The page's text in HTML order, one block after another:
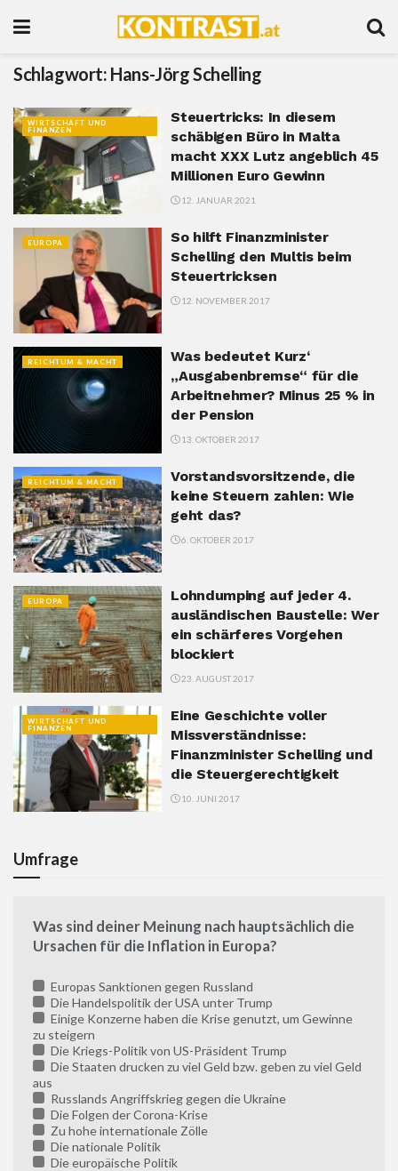
Schlagwort: Hans-Jörg Schelling
WIRTSCHAFT UND
FINANZEN
Steuertricks: In diesem
schäbigen Büro in Malta
macht XXX Lutz angeblich 45
Millionen Euro Gewinn
12. JANUAR 2021
EUROPA
So hilft Finanzminister
Schelling den Multis beim
Steuertricksen
12. NOVEMBER 2017
REICHTUM & MACHT
Was bedeutet Kurz‘
„Ausgabenbremse“ für die
Arbeitnehmer? Minus 25 % in
der Pension
13. OKTOBER 2017
REICHTUM & MACHT
Vorstandsvorsitzende, die
keine Steuern zahlen: Wie
geht das?
6. OKTOBER 2017
EUROPA
Lohndumping auf jeder 4.
ausländischen Baustelle: Wer
ein schärferes Vorgehen
blockiert
23. AUGUST 2017
WIRTSCHAFT UND
FINANZEN
Eine Geschichte voller
Missverständnisse:
Finanzminister Schelling und
die Steuergerechtigkeit
10. JUNI 2017
Umfrage
Was sind deiner Meinung nach hauptsächlich die
Ursachen für die Inflation in Europa?
Europas Sanktionen gegen Russland
Die Handelspolitik der USA unter Trump
Einige Konzerne haben die Krise genutzt, um Gewinne
zu steigern
Die Kriegs-Politik von US-Präsident Trump
Die Staaten drucken zu viel Geld bzw. geben zu viel Geld
aus
Russlands Angriffskrieg gegen die Ukraine
Die Folgen der Corona-Krise
Zu hohe internationale Zölle
Die nationale Politik
Die europäische Politik